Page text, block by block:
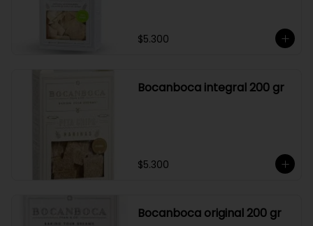
$5.300
Bocanboca integral 200 gr
$5.300
Bocanboca original 200 gr